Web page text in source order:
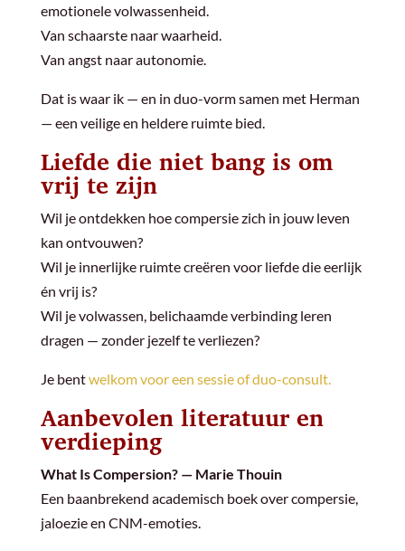
emotionele volwassenheid.
Van schaarste naar waarheid.
Van angst naar autonomie.
Dat is waar ik — en in duo-vorm samen met Herman
— een veilige en heldere ruimte bied.
Liefde die niet bang is om
vrij te zijn
Wil je ontdekken hoe compersie zich in jouw leven
kan ontvouwen?
Wil je innerlijke ruimte creëren voor liefde die eerlijk
én vrij is?
Wil je volwassen, belichaamde verbinding leren
dragen — zonder jezelf te verliezen?
Je bentwelkom voor een sessie of duo-consult.
Aanbevolen literatuur en
verdieping
What Is Compersion? — Marie Thouin
Een baanbrekend academisch boek over compersie,
jaloezie en CNM-emoties.